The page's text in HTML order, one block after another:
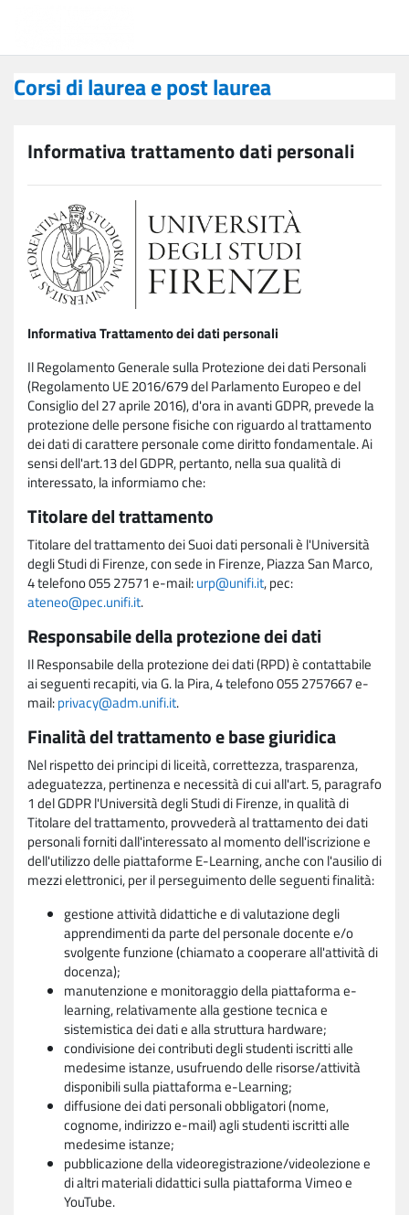
Corsi di laurea e post laurea
Informativa trattamento dati personali
Informativa Trattamento dei dati personali
Il Regolamento Generale sulla Protezione dei dati Personali
(Regolamento UE 2016/679 del Parlamento Europeo e del
Consiglio del 27 aprile 2016), d'ora in avanti GDPR, prevede la
protezione delle persone fisiche con riguardo al trattamento
dei dati di carattere personale come diritto fondamentale. Ai
sensi dell'art.13 del GDPR, pertanto, nella sua qualità di
interessato, la informiamo che:
Titolare del trattamento
Titolare del trattamento dei Suoi dati personali è l'Università
degli Studi di Firenze, con sede in Firenze, Piazza San Marco,
4 telefono 055 27571 e-mail:urp@unifi.it, pec:
ateneo@pec.unifi.it.
Responsabile della protezione dei dati
Il Responsabile della protezione dei dati (RPD) è contattabile
ai seguenti recapiti, via G. la Pira, 4 telefono 055 2757667 e-
mail:privacy@adm.unifi.it.
Finalità del trattamento e base giuridica
Nel rispetto dei principi di liceità, correttezza, trasparenza,
adeguatezza, pertinenza e necessità di cui all'art. 5, paragrafo
1 del GDPR l'Università degli Studi di Firenze, in qualità di
Titolare del trattamento, provvederà al trattamento dei dati
personali forniti dall'interessato al momento dell'iscrizione e
dell'utilizzo delle piattaforme E-Learning, anche con l'ausilio di
mezzi elettronici, per il perseguimento delle seguenti finalità:
gestione attività didattiche e di valutazione degli
apprendimenti da parte del personale docente e/o
svolgente funzione (chiamato a cooperare all'attività di
docenza);
manutenzione e monitoraggio della piattaforma e-
learning, relativamente alla gestione tecnica e
sistemistica dei dati e alla struttura hardware;
condivisione dei contributi degli studenti iscritti alle
medesime istanze, usufruendo delle risorse/attività
disponibili sulla piattaforma e-Learning;
diffusione dei dati personali obbligatori (nome,
cognome, indirizzo e-mail) agli studenti iscritti alle
medesime istanze;
pubblicazione della videoregistrazione/videolezione e
di altri materiali didattici sulla piattaforma Vimeo e
YouTube.